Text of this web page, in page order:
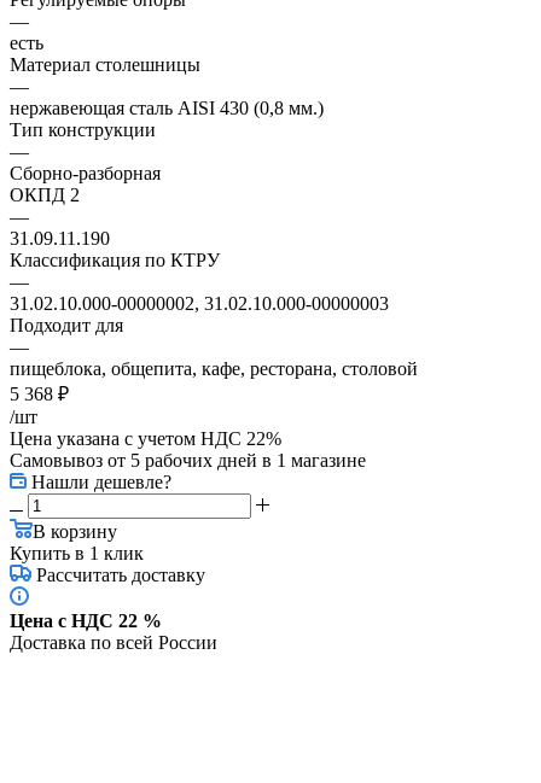
—
есть
Материал столешницы
—
нержавеющая сталь AISI 430 (0,8 мм.)
Тип конструкции
—
Сборно-разборная
ОКПД 2
—
31.09.11.190
Классификация по КТРУ
—
31.02.10.000-00000002, 31.02.10.000-00000003
Подходит для
—
пищеблока, общепита, кафе, ресторана, столовой
5 368 ₽
/шт
Цена указана с учетом НДС 22%
Самовывоз от 5 рабочих дней в 1 магазине
Нашли дешевле?
В корзину
Купить в 1 клик
Рассчитать доставку
Цена с НДС 22 %
Доставка по всей России